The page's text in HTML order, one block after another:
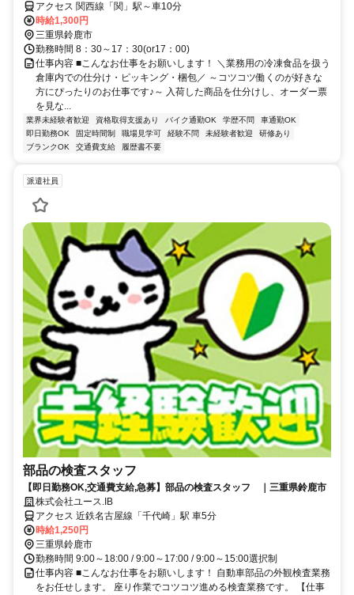
アクセス 関西線「関」駅～車10分
時給1,300円
三重県鈴鹿市
勤務時間 8：30～17：30(or17：00)
仕事内容 ■こんなお仕事をお願いします！ ＼業務用の冷凍食品を扱う
倉庫内での仕分け・ピッキング・梱包／ ～コツコツ働くのが好きな
方にぴったりのお仕事です♪～ 入荷した商品を仕分けし、オーダー票
を見な...
業界未経験者歓迎 資格取得支援あり バイク通勤OK 学歴不問
車通勤OK
即日勤務OK
固定時間制 職場見学可 経験不問 未経験者歓迎
研修あり
ブランクOK
交通費支給 履歴書不要
派遣社員
部品の検査スタッフ
【即日勤務OK,交通費支給,急募】部品の検査スタッフ ｜三重県鈴鹿市
株式会社ユース.IB
アクセス 近鉄名古屋線「千代崎」駅 車5分
時給1,250円
三重県鈴鹿市
勤務時間 9:00～18:00 / 9:00～17:00 / 9:00～15:00選択制
仕事内容 ■こんなお仕事をお願いします！ 自動車部品の外観検査業務
をお任せします。 座り作業でコツコツ進める検査業務です。 【仕事